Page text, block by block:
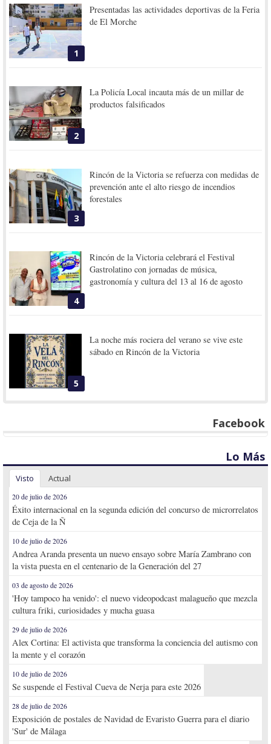
1
Presentadas las actividades deportivas de la Feria
de El Morche
2
La Policía Local incauta más de un millar de
productos falsificados
3
Rincón de la Victoria se refuerza con medidas de
prevención ante el alto riesgo de incendios
forestales
4
Rincón de la Victoria celebrará el Festival
Gastrolatino con jornadas de música,
gastronomía y cultura del 13 al 16 de agosto
5
La noche más rociera del verano se vive este
sábado en Rincón de la Victoria
Facebook
Lo Más
Visto Actual
20 de julio de 2026
Éxito internacional en la segunda edición del concurso de microrrelatos
de Ceja de la Ñ
10 de julio de 2026
Andrea Aranda presenta un nuevo ensayo sobre María Zambrano con
la vista puesta en el centenario de la Generación del 27
03 de agosto de 2026
'Hoy tampoco ha venido': el nuevo videopodcast malagueño que mezcla
cultura friki, curiosidades y mucha guasa
29 de julio de 2026
Alex Cortina: El activista que transforma la conciencia del autismo con
la mente y el corazón
10 de julio de 2026
Se suspende el Festival Cueva de Nerja para este 2026
28 de julio de 2026
Exposición de postales de Navidad de Evaristo Guerra para el diario
'Sur' de Málaga